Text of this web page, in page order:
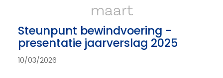
maart
Steunpunt bewindvoering -
presentatie jaarverslag 2025
10/03/2026